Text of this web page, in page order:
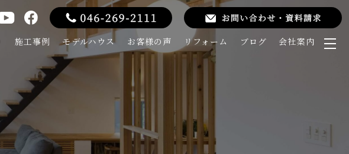
施工事例 モデルハウス お客様の声 リフォーム ブログ 会社案内
メ
開
く